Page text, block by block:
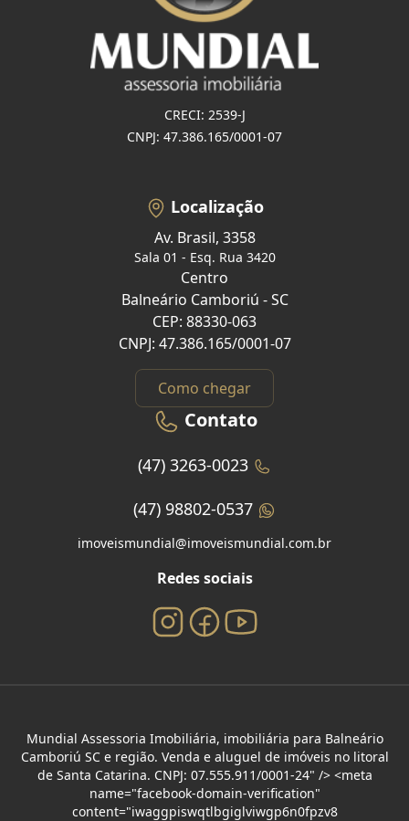
CRECI: 2539-J
CNPJ: 47.386.165/0001-07
Localização
Av. Brasil, 3358
Sala 01 - Esq. Rua 3420
Centro
Balneário Camboriú - SC
CEP: 88330-063
CNPJ: 47.386.165/0001-07
Como chegar
Contato
(47) 3263-0023
(47) 98802-0537
imoveismundial@imoveismundial.com.br
Redes sociais
Mundial Assessoria Imobiliária, imobiliária para Balneário
Camboriú SC e região. Venda e aluguel de imóveis no litoral
de Santa Catarina. CNPJ: 07.555.911/0001-24" /> <meta
name="facebook-domain-verification"
content="iwaggpiswqtlbgiglviwgp6n0fpzv8